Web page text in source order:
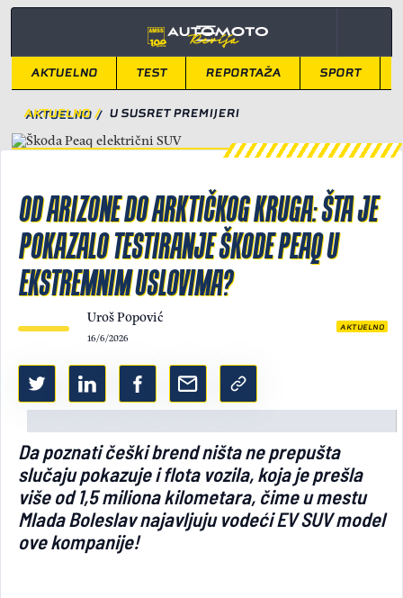
Light/Dark mode
AKTUELNO TEST REPORTAŽA SPORT
AKTUELNO / U SUSRET PREMIJERI
OD ARIZONE DO ARKTIČKOG KRUGA: ŠTA JE
POKAZALO TESTIRANJE ŠKODE PEAQ U
EKSTREMNIM USLOVIMA?
Uroš Popović
16/6/2026
AKTUELNO
Da poznati češki brend ništa ne prepušta
slučaju pokazuje i flota vozila, koja je prešla
više od 1,5 miliona kilometara, čime u mestu
Mlada Boleslav najavljuju vodeći EV SUV model
ove kompanije!